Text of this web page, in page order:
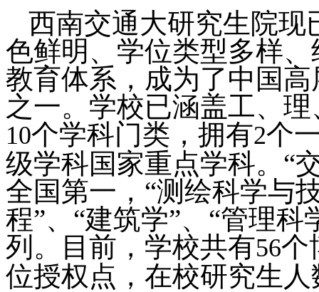
西南交通大研究生院现
色鲜明、学位类型多样
教育体系，成为了中国
之一。学校已涵盖工、
10个学科门类，拥有2个
级学科国家重点学科。“
全国第一，“测绘科学与
程”、“建筑学”、“管理
列。目前，学校共有56个
位授权点，在校研究生人